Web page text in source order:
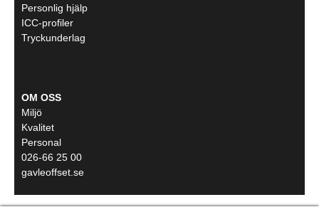
Personlig hjälp
ICC-profiler
Tryckunderlag
OM OSS
Miljö
Kvalitet
Personal
026-66 25 00
gavleoffset.se